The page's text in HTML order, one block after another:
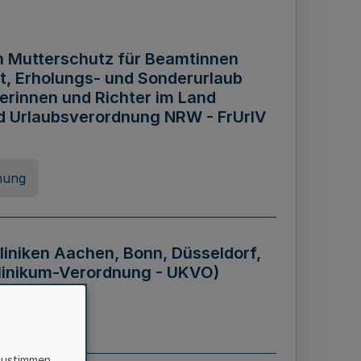
Mutterschutz für Beamtinnen
Erholungs- und Sonderurlaub
und Richter im Land
NRW - FrUrlV
Aachen, Bonn, Düsseldorf,
Verordnung - UKVO)